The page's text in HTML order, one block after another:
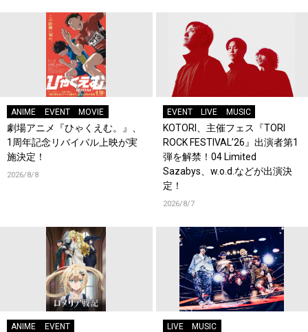
ANIME EVENT MOVIE
劇場アニメ『ひゃくえむ。』、
1周年記念リバイバル上映が実
施決定！
2026/8/8
EVENT LIVE MUSIC
KOTORI、主催フェス『TORI
ROCK FESTIVAL’26』出演者第1
弾を解禁！04 Limited
Sazabys、w.o.d.などが出演決
定！
2026/8/7
ANIME EVENT LIVE MUSIC